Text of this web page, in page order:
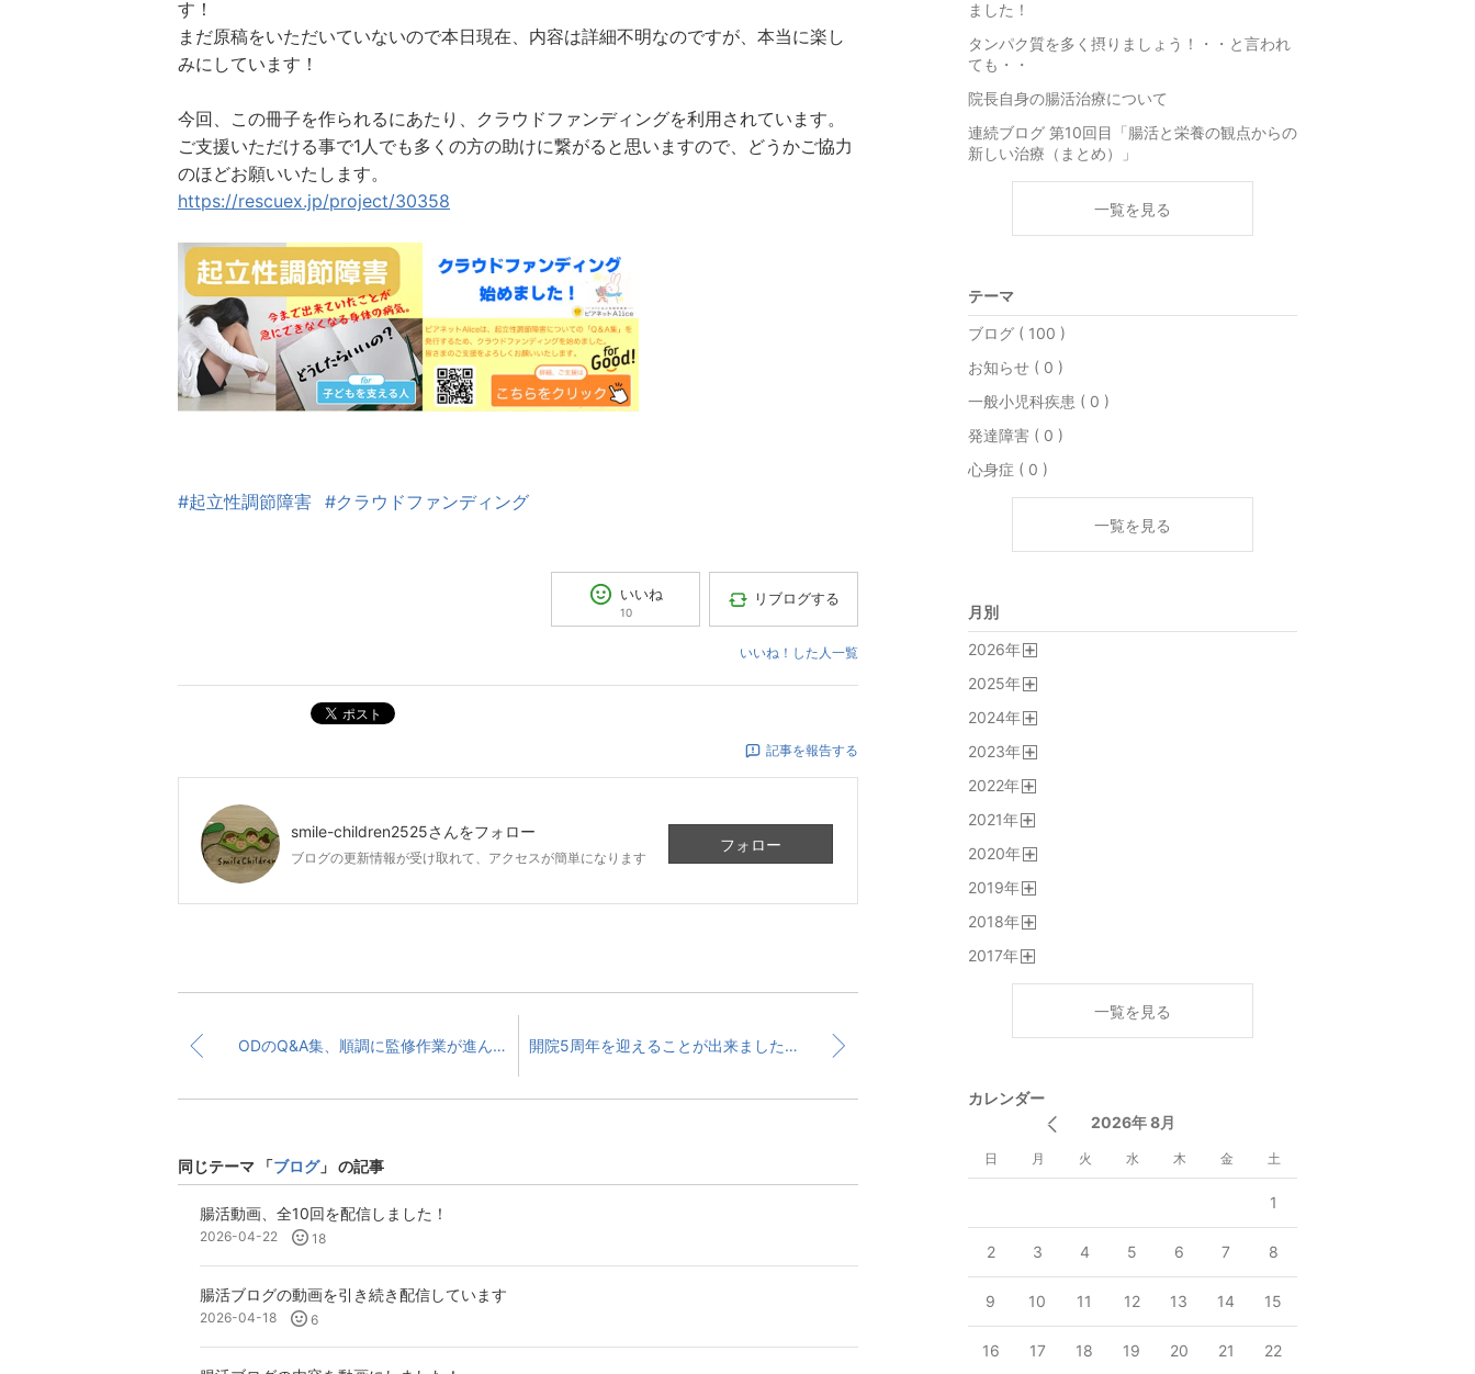
す！
まだ原稿をいただいていないので本日現在、内容は詳細不明なのですが、本当に楽し
みにしています！
今回、この冊子を作られるにあたり、クラウドファンディングを利用されています。
ご支援いただける事で1人でも多くの方の助けに繋がると思いますので、どうかご協力
のほどお願いいたします。
https://rescuex.jp/project/30358
#起立性調節障害 #クラウドファンディング
いいね
10
リブログする
いいね！した人一覧
ポスト
記事を報告する
smile-children2525さんをフォロー
ブログの更新情報が受け取れて、アクセスが簡単になります
フォロー
ODのQ&A集、順調に監修作業が進んでいます！ 開院5周年を迎えることが出来ました！
同じテーマ 「ブログ」 の記事
腸活動画、全10回を配信しました！
2026-04-22 18
腸活ブログの動画を引き続き配信しています
2026-04-18 6
ました！
タンパク質を多く摂りましょう！・・と言われ
ても・・
院長自身の腸活治療について
連続ブログ 第10回目「腸活と栄養の観点からの
新しい治療（まとめ）」
一覧を見る
テーマ
ブログ ( 100 )
お知らせ ( 0 )
一般小児科疾患 ( 0 )
発達障害 ( 0 )
心身症 ( 0 )
一覧を見る
月別
2026年
2025年
2024年
2023年
2022年
2021年
2020年
2019年
2018年
2017年
一覧を見る
カレンダー
2026年 8月
日 月 火 水 木 金 土
1
2 3 4 5 6 7 8
9 10 11 12 13 14 15
16 17 18 19 20 21 22